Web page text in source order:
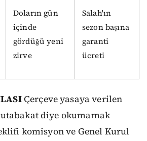
Doların gün
içinde
gördüğü yeni
zirve
Salah'ın
sezon başına
garanti
ücreti
Çerçeve yasaya verilen
diye okumamak
komisyon ve Genel Kurul